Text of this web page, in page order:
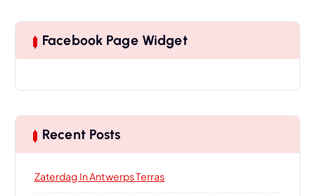
Facebook Page Widget
Recent Posts
Zaterdag In Antwerps Terras